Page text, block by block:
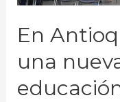
En
una